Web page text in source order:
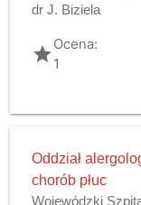
dr J. Biziela
gradeOcena:
1
Oddział
chorób płuc
Wojewódzki